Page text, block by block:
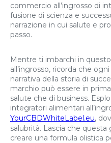
commercio all’ingrosso di
fusione di scienza e
narrazione in cui salute e
passo.
Mentre ti imbarchi in
all’ingrosso, ricorda che
narrativa della storia di
marchio può essere in
salute che di business.
integratori alimentari
YourCBDWhiteLabel.eu,
salubrità. Lascia che questa
creare una formula olistica